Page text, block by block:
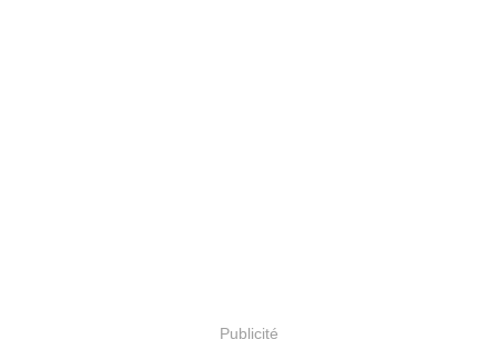
Publicité